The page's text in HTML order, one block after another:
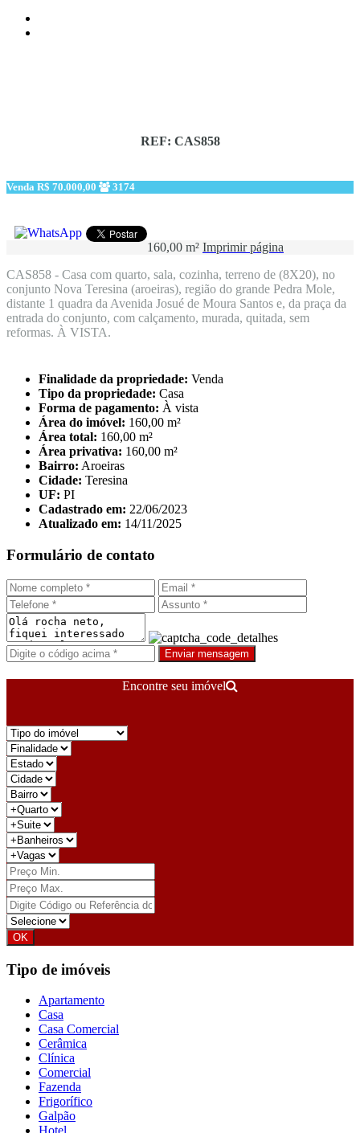
REF: CAS858
Venda R$ 70.000,00 3174
160,00 m² Imprimir página
CAS858 - Casa com quarto, sala, cozinha, terreno de (8X20), no
conjunto Nova Teresina (aroeiras), região do grande Pedra Mole,
distante 1 quadra da Avenida Josué de Moura Santos e, da praça da
entrada do conjunto, com calçamento, murada, quitada, sem
reformas. À VISTA.
Finalidade da propriedade: Venda
Tipo da propriedade: Casa
Forma de pagamento: À vista
Área do imóvel: 160,00 m²
Área total: 160,00 m²
Área privativa: 160,00 m²
Bairro: Aroeiras
Cidade: Teresina
UF: PI
Cadastrado em: 22/06/2023
Atualizado em: 14/11/2025
Formulário de contato
Enviar mensagem
Encontre seu imóvel
Tipo de imóveis
Apartamento
Casa
Casa Comercial
Cerâmica
Clínica
Comercial
Fazenda
Frigorífico
Galpão